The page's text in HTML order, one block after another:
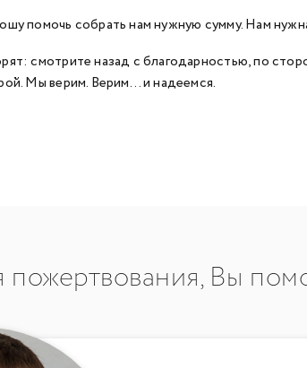
помочь собрать нам нужную сумму. Нам
смотрите назад с благодарностью, по
Мы верим. Верим… и надеемся.
пожертвования, Вы